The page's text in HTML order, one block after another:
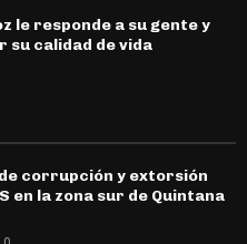
le responde a su gente y
su calidad de vida
corrupción y extorsión
en la zona sur de Quintana